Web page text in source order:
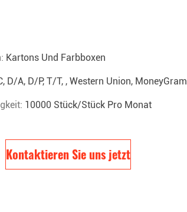
Kartons Und Farbboxen
D/A, D/P, T/T, , Western Union, MoneyGram
10000 Stück/Stück Pro Monat
Kontaktieren Sie uns jetzt